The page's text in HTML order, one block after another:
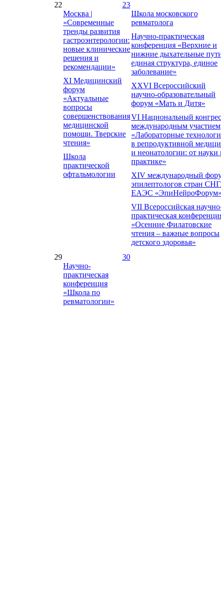
22
23
Москва |
«Современные
тренды развития
гастроэнтерологии:
новые клинические
решения и
рекомендации»
XI Медицинский
форум
«Актуальные
вопросы
совершенствования
медицинской
помощи. Тверские
чтения»
Школа
практической
офтальмологии
Школа московского
ревматолога
Научно-практическая
конференция «Верхние и
нижние дыхательные
единая структура, единое
заболевание»
XXVI Всероссийский
научно-образовательный
форум «Мать и Дитя»
VI Национальный
международным участием
«Лабораторные
в репродуктивной
и неонатологии: от науки
практике»
XIV международный
эпилептологов стран
ЕАЭС
VII Всероссийская
практическая
«Осенние Филатовские
чтения – важные вопросы
детского здоровья»
29
30
Научно-
практическая
конференция
«Школа по
ревматологии»